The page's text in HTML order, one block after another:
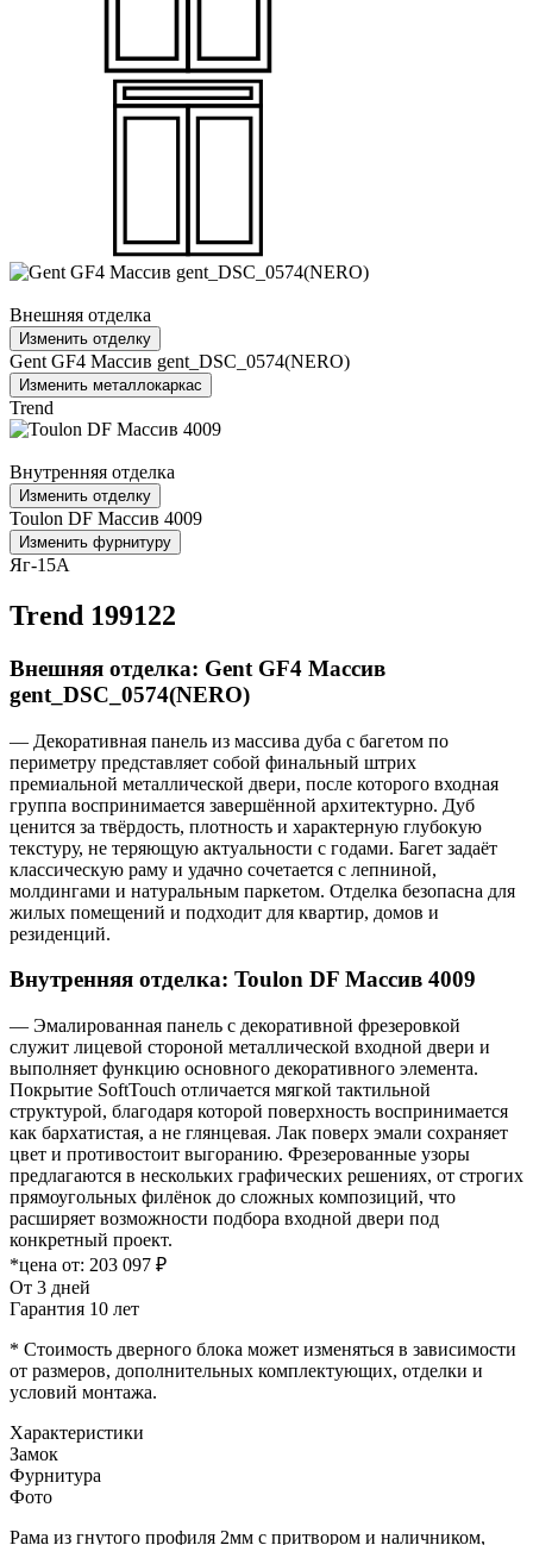
Внешняя отделка
Изменить отделку
Gent GF4 Массив gent_DSC_0574(NERO)
Изменить металлокаркас
Trend
Внутренняя отделка
Изменить отделку
Toulon DF Массив 4009
Изменить фурнитуру
Яг-15А
Trend 199122
Внешняя отделка: Gent GF4 Массив
gent_DSC_0574(NERO)
— Декоративная панель из массива дуба с багетом по
периметру представляет собой финальный штрих
премиальной металлической двери, после которого входная
группа воспринимается завершённой архитектурно. Дуб
ценится за твёрдость, плотность и характерную глубокую
текстуру, не теряющую актуальности с годами. Багет задаёт
классическую раму и удачно сочетается с лепниной,
молдингами и натуральным паркетом. Отделка безопасна для
жилых помещений и подходит для квартир, домов и
резиденций.
Внутренняя отделка: Toulon DF Массив 4009
— Эмалированная панель с декоративной фрезеровкой
служит лицевой стороной металлической входной двери и
выполняет функцию основного декоративного элемента.
Покрытие SoftTouch отличается мягкой тактильной
структурой, благодаря которой поверхность воспринимается
как бархатистая, а не глянцевая. Лак поверх эмали сохраняет
цвет и противостоит выгоранию. Фрезерованные узоры
предлагаются в нескольких графических решениях, от строгих
прямоугольных филёнок до сложных композиций, что
расширяет возможности подбора входной двери под
конкретный проект.
*цена от: 203 097 ₽
От 3 дней
Гарантия 10 лет
* Стоимость дверного блока может изменяться в зависимости
от размеров, дополнительных комплектующих, отделки и
условий монтажа.
Характеристики
Замок
Фурнитура
Фото
Рама из гнутого профиля 2мм с притвором и наличником,